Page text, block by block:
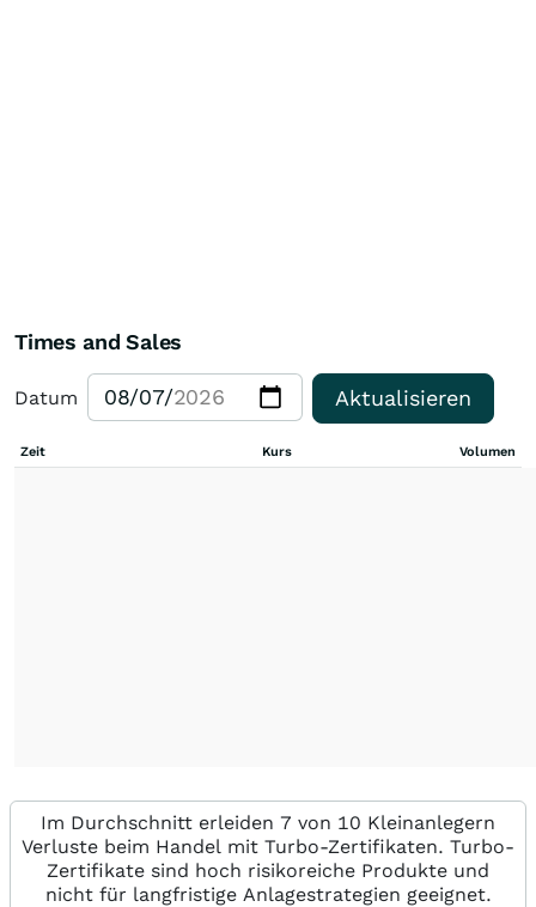
Times and Sales
Datum Aktualisieren
Zeit Kurs Volumen
Im Durchschnitt erleiden 7 von 10 Kleinanlegern
Verluste beim Handel mit Turbo-Zertifikaten. Turbo-
Zertifikate sind hoch risikoreiche Produkte und
nicht für langfristige Anlagestrategien geeignet.